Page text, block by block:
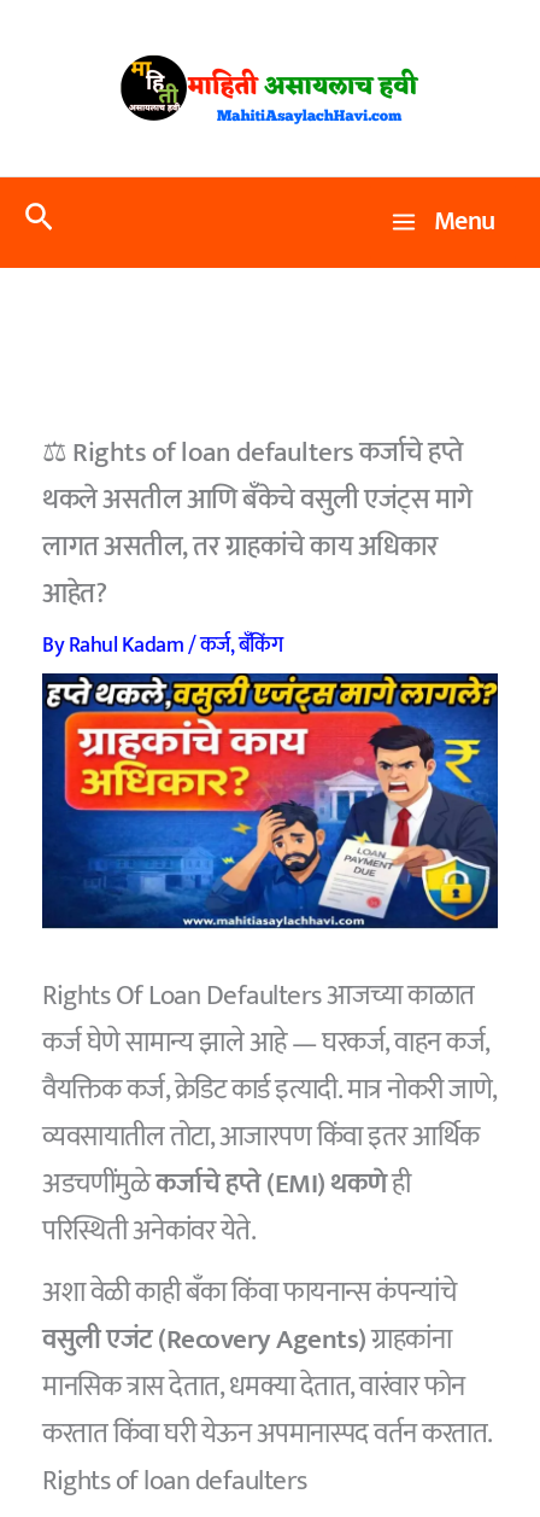
Search Menu
⚖️ Rights of loan defaulters कर्जाचे हप्ते
थकले असतील आणि बँकेचे वसुली एजंट्स मागे
लागत असतील, तर ग्राहकांचे काय अधिकार
आहेत?
ByRahul Kadam/कर्ज,बँकिंग
Rights Of Loan Defaulters आजच्या काळात
कर्ज घेणे सामान्य झाले आहे — घरकर्ज, वाहन कर्ज,
वैयक्तिक कर्ज, क्रेडिट कार्ड इत्यादी. मात्र नोकरी जाणे,
व्यवसायातील तोटा, आजारपण किंवा इतर आर्थिक
अडचणींमुळेकर्जाचे हप्ते (EMI) थकणेही
परिस्थिती अनेकांवर येते.
अशा वेळी काही बँका किंवा फायनान्स कंपन्यांचे
वसुली एजंट (Recovery Agents)ग्राहकांना
मानसिक त्रास देतात, धमक्या देतात, वारंवार फोन
करतात किंवा घरी येऊन अपमानास्पद वर्तन करतात.
Rights of loan defaulters